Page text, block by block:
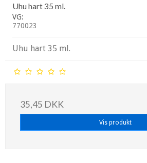
Uhu hart 35 ml.
VG:
770023
Uhu hart 35 ml.
35,45 DKK
Vis produkt